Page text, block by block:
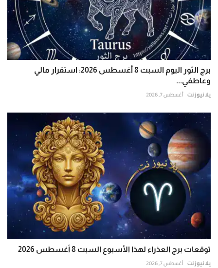
برج الثور اليوم السبت 8 أغسطس 2026: استقرار مالي
وعاطفي...
يلا نيوز نت أغسطس 7, 2026
توقعات برج العذراء لهذا الأسبوع السبت 8 أغسطس 2026
يلا نيوز نت أغسطس 7, 2026